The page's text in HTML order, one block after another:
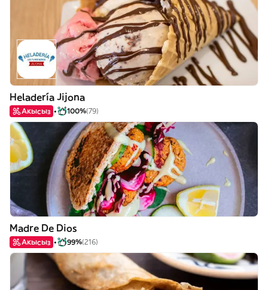
Heladería Jijona
Акысыз 100%(79)
Madre De Dios
Акысыз 99%(216)